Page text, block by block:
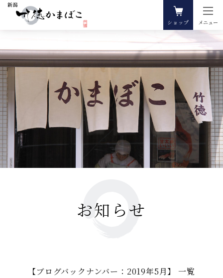
ショップ メニュー
お知らせ
【ブログバックナンバー：2019年5月】 一覧